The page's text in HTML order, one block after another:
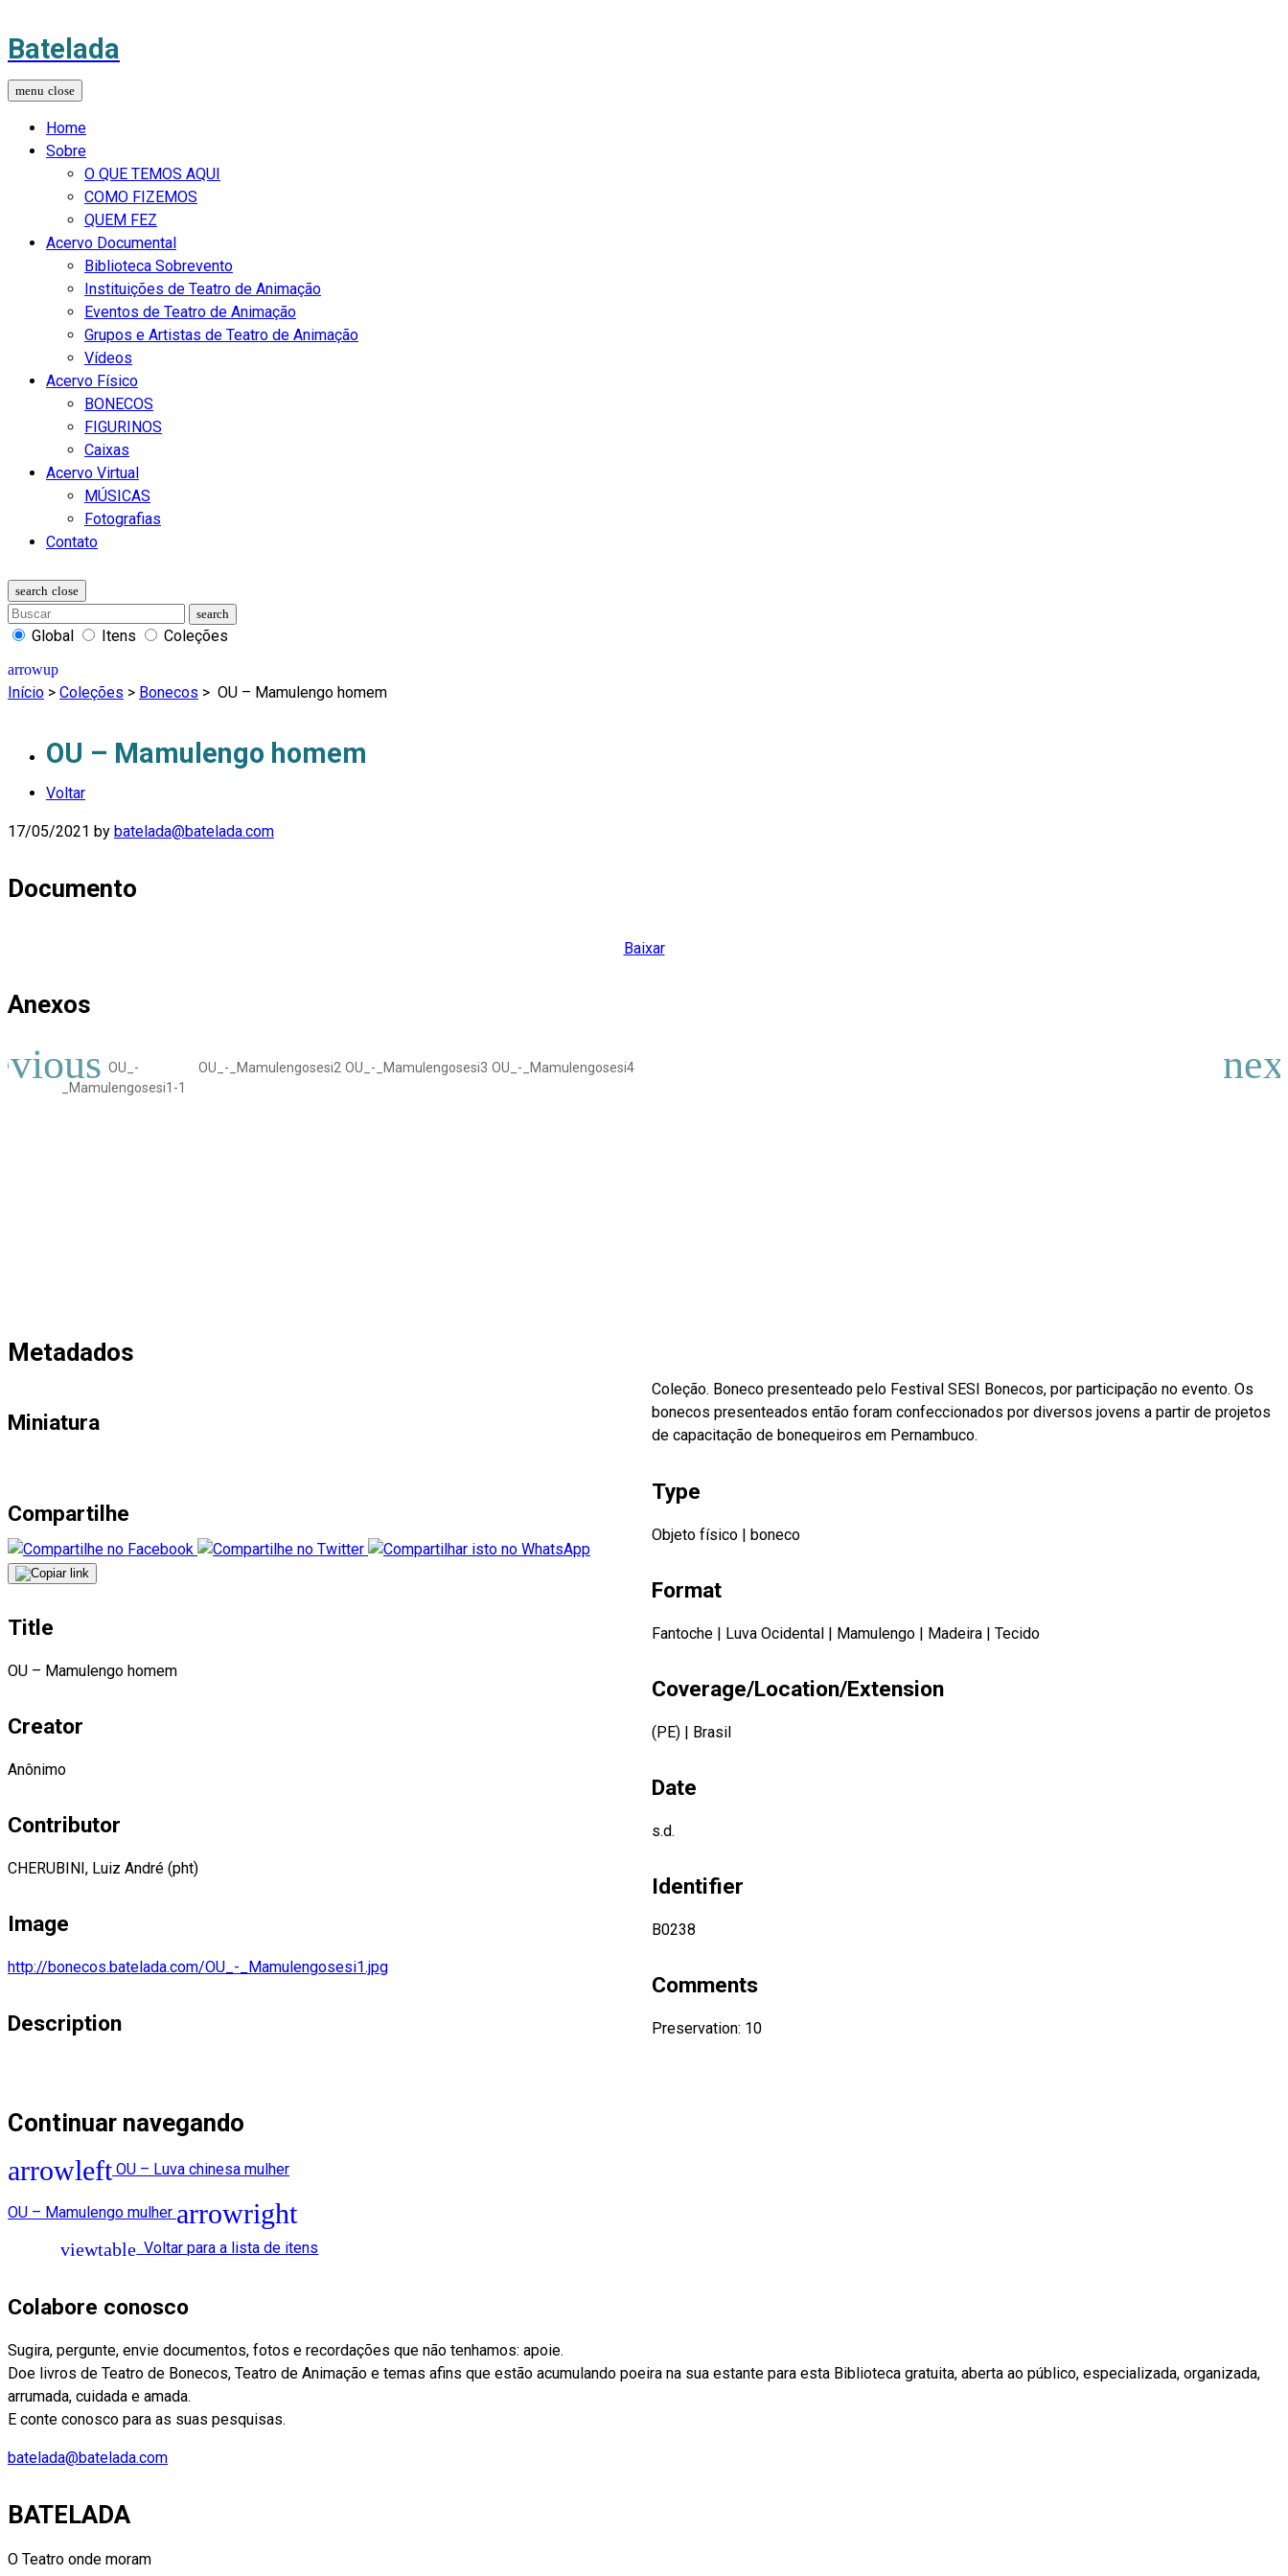
Batelada
Home
Sobre
O QUE TEMOS AQUI
COMO FIZEMOS
QUEM FEZ
Acervo Documental
Biblioteca Sobrevento
Instituições de Teatro de Animação
Eventos de Teatro de Animação
Grupos e Artistas de Teatro de Animação
Vídeos
Acervo Físico
BONECOS
FIGURINOS
Caixas
Acervo Virtual
MÚSICAS
Fotografias
Contato
Global Itens Coleções
Início > Coleções > Bonecos > OU – Mamulengo homem
OU – Mamulengo homem
Voltar
17/05/2021 by batelada@batelada.com
Documento
Baixar
Anexos
OU_-
_Mamulengosesi1-1
OU_-_Mamulengosesi2 OU_-_Mamulengosesi3 OU_-_Mamulengosesi4
Metadados
Miniatura
Compartilhe
Title
OU – Mamulengo homem
Creator
Anônimo
Contributor
CHERUBINI, Luiz André (pht)
Image
http://bonecos.batelada.com/OU_-_Mamulengosesi1.jpg
Description
Coleção. Boneco presenteado pelo Festival SESI Bonecos, por participação no evento. Os
bonecos presenteados então foram confeccionados por diversos jovens a partir de projetos
de capacitação de bonequeiros em Pernambuco.
Type
Objeto físico | boneco
Format
Fantoche | Luva Ocidental | Mamulengo | Madeira | Tecido
Coverage/Location/Extension
(PE) | Brasil
Date
s.d.
Identifier
B0238
Comments
Preservation: 10
Continuar navegando
OU – Luva chinesa mulher
OU – Mamulengo mulher
Voltar para a lista de itens
Colabore conosco
Sugira, pergunte, envie documentos, fotos e recordações que não tenhamos: apoie.
Doe livros de Teatro de Bonecos, Teatro de Animação e temas afins que estão acumulando poeira na sua estante para esta Biblioteca gratuita, aberta ao público, especializada, organizada,
arrumada, cuidada e amada.
E conte conosco para as suas pesquisas.
batelada@batelada.com
BATELADA
O Teatro onde moram